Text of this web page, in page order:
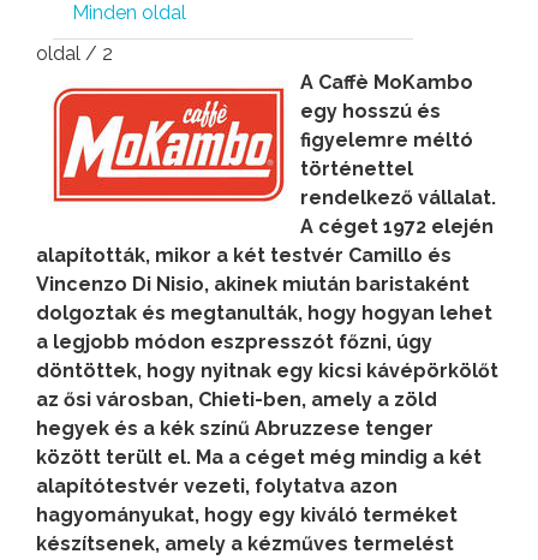
Minden oldal
oldal / 2
A Caffè MoKambo
egy hosszú és
figyelemre méltó
történettel
rendelkező vállalat.
A céget 1972 elején
alapították, mikor a két testvér Camillo és
Vincenzo Di Nisio, akinek miután baristaként
dolgoztak és megtanulták, hogy hogyan lehet
a legjobb módon eszpresszót főzni, úgy
döntöttek, hogy nyitnak egy kicsi kávépörkölőt
az ősi városban, Chieti-ben, amely a zöld
hegyek és a kék színű Abruzzese tenger
között terült el. Ma a céget még mindig a két
alapítótestvér vezeti, folytatva azon
hagyományukat, hogy egy kiváló terméket
készítsenek, amely a kézműves termelést